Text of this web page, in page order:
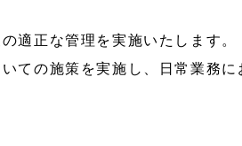
適正な管理を実施いたします。
ての施策を実施し、日常業務